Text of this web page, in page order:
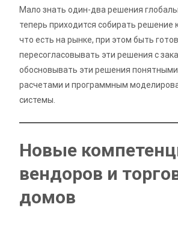
Мало знать один-два решения
теперь приходится собирать решение
что есть на рынке, при этом быть
пересогласовывать эти решения с
обосновывать эти решения понятными
расчетами и программным
системы.
Новые
вендоров и
домов